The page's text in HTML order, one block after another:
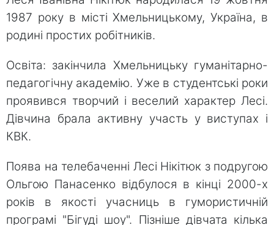
1987 року в місті Хмельницькому, Україна, в
родині простих робітників.
Освіта: закінчила Хмельницьку гуманітарно-
педагогічну академію. Уже в студентські роки
проявився творчий і веселий характер Лесі.
Дівчина брала активну участь у виступах і
КВК.
Поява на телебаченні Лесі Нікітюк з подругою
Ольгою Панасенко відбулося в кінці 2000-х
років в якості учасниць в гумористичній
програмі "Бігуді шоу". Пізніше дівчата кілька